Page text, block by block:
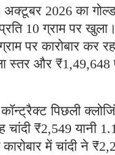
2026 का
10 ग्राम पर
पर कारोबार कर
स्तर और
पिछली
₹2,549 यानी
में चांदी ने